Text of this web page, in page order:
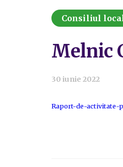
Consiliul
Melnic
30 iunie 2022
Raport-de-activitate-